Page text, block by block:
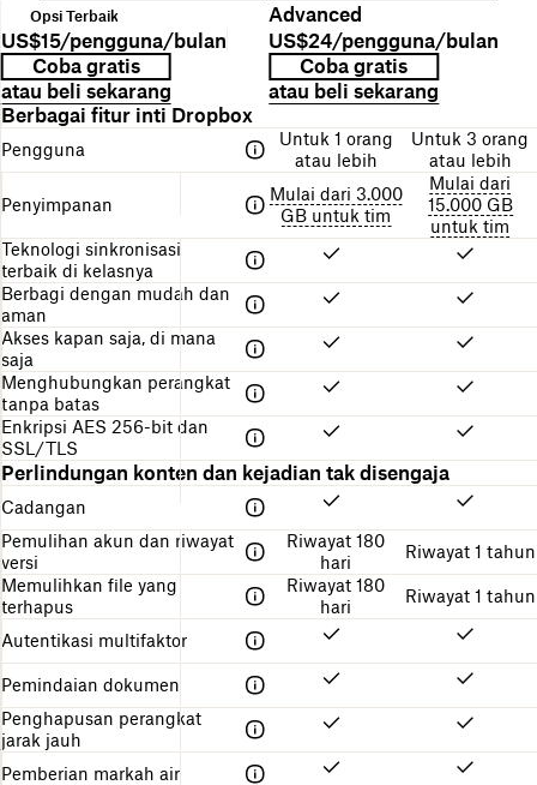
Tabel
berisi
perbandingan
berbagai
paket
Dropbox
a
m
a
p
a
k
e
Opsi Terbaik
Standard Advanced
D
e
s
k
r
i
p
i
a
k
e
t
H
a
r
g
a
US$15/pengguna/bulan US$24/pengguna/bulan
S
t
r
u
k
t
r
p
e
n
a
g
i
h
a
n
T
a
u
t
a
n
n
t
u
k
m
e
m
u
l
a
i
Coba gratis
atau beli sekarang
Coba gratis
atau beli sekarang
Berbagai fitur inti Dropbox
Pengguna
Untuk 1 orang
atau lebih
Untuk 3 orang
atau lebih
Penyimpanan
Mulai dari 3.000
GB untuk tim
Mulai dari
15.000 GB
untuk tim
Teknologi sinkronisasi
terbaik di kelasnya
Berbagi dengan mudah dan
aman
Akses kapan saja, di mana
saja
Menghubungkan perangkat
tanpa batas
Enkripsi AES 256-bit dan
SSL/TLS
Perlindungan konten dan kejadian tak disengaja
Cadangan
Pemulihan akun dan riwayat
versi
Riwayat 180
hari
Riwayat 1 tahun
Memulihkan file yang
terhapus
Riwayat 180
hari
Riwayat 1 tahun
Autentikasi multifaktor
Pemindaian dokumen
Penghapusan perangkat
jarak jauh
Pemberian markah air